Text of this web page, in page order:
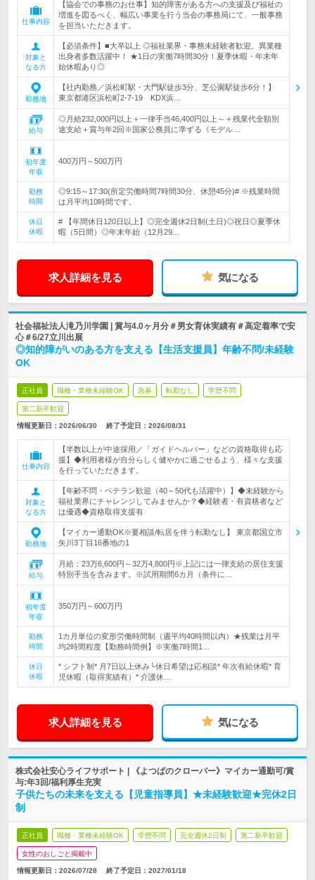
仕事内容
【協会での事務のお仕事】知的障害がある方への支援及び福祉の
増進を図るべく、幅広い事業を行う当会の事務局にて、一般事務
を担当いただきます。
対象と
なる方
【必須条件】■大卒以上 ◎福祉業界・事務未経験者歓迎。異業種
出身者多数活躍中！ ★1日の実働7時間30分！夏季休暇・年末年
始休暇あり◎
勤務地
【社内勤務／浜松町駅・大門駅徒歩3分、芝公園駅徒歩6分！】
東京都港区浜松町2-7-19 KDX浜…
給与
◎月給232,000円以上＋一律手当46,400円以上～＋残業代全額別
途支給＋賞与年2回※国家公務員に準ずる《モデル…
初年度
年収
400万円～500万円
勤務
時間
◎9:15～17:30(所定労働時間7時間30分、休憩45分)# ※残業時間
は月平均10時間です。
休日
休暇
# 【年間休日120日以上】◎完全週休2日制(土日)◎祝日◎夏季休
暇（5日間）◎年末年始（12月29…
求人詳細を見る 気になる
社会福祉法人滝乃川学園 | 賞与4.0ヶ月分＃男女育休実績有＃高定着率で安
心＃6/27立川出展
◎知的障がいのある方を支える【生活支援員】年齢不問/未経験
OK
正社員 職種・業種未経験OK 急募 転勤なし 学歴不問
第二新卒歓迎
情報更新日：2026/06/30 終了予定日： 2026/08/31
仕事内容
【半数以上が中途採用／「ガイドヘルパー」などの資格取得も応
援】◆利用者様が自分らしく健やかに過ごせるよう、様々な支援
を行っていただきます。
対象と
なる方
【年齢不問・ベテラン歓迎（40～50代も活躍中）】◆未経験から
福祉業界にチャレンジしてみませんか？◆経験者・有資格者など
は優遇◆資格取得支援有
勤務地
【マイカー通勤OK※要相談/転居を伴う転勤なし】 東京都国立市
矢川3丁目16番地の1
給与
月給：23万6,600円～32万4,800円※上記には一律支給の居住支援
特別手当を含みます。※試用期間6カ月（条件に…
初年度
年収
350万円～600万円
勤務
時間
1カ月単位の変形労働時間制（週平均40時間以内）★残業は月平
均2時間程度【勤務時間例】※実働7時間1…
休日
休暇
* シフト制* 月7日以上休み└休日希望は応相談* 年次有給休暇* 育
児休暇（取得実績有）* 介護休…
求人詳細を見る 気になる
株式会社安心ライフサポート | 《よつばのクローバー》マイカー通勤可/賞
与:年3回/福利厚生充実
子供たちの未来を支える【児童指導員】★未経験歓迎★完休2日
制
正社員 職種・業種未経験OK 学歴不問 完全週休2日制 第二新卒歓迎
女性のおしごと掲載中
情報更新日：2026/07/28 終了予定日： 2027/01/18